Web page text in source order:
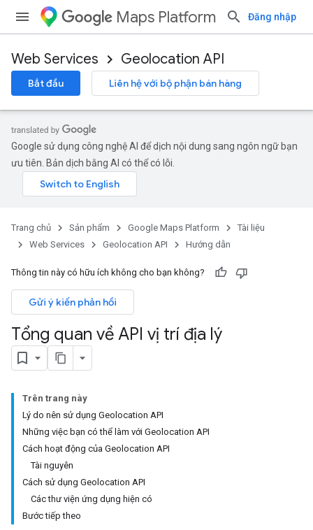
Maps Platform Đăng nhập
Web Services Geolocation API
Bắt đầu Liên hệ với bộ phận bán hàng
Google sử dụng công nghệ AI để dịch nội dung sang ngôn ngữ bạn
ưu tiên. Bản dịch bằng AI có thể có lỗi.
Trang chủ Sản phẩm Google Maps Platform
Tài liệu
Web Services
Geolocation API Hướng dẫn
Thông tin này có hữu ích không cho bạn không?
Gửi ý kiến phản hồi
Tổng quan về API vị trí địa lý
Trên trang này
Lý do nên sử dụng Geolocation API
Những việc bạn có thể làm với Geolocation API
Cách hoạt động của Geolocation API
Tài nguyên
Cách sử dụng Geolocation API
Các thư viện ứng dụng hiện có
Bước tiếp theo